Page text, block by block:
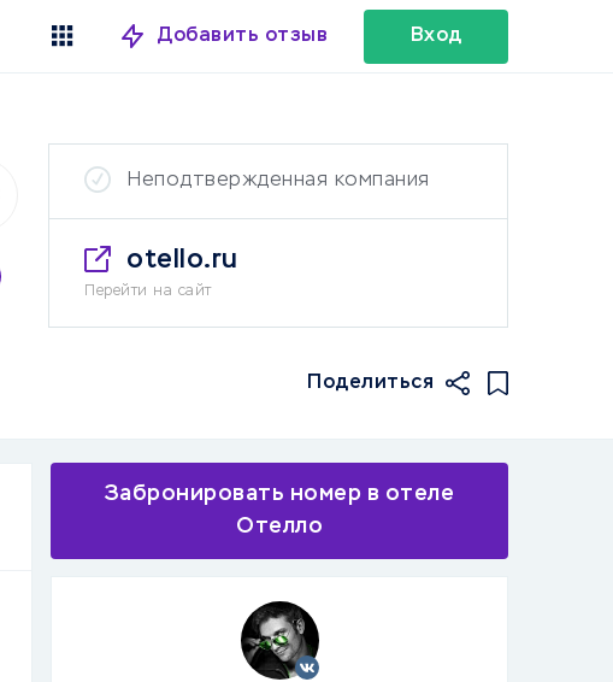
Добавить отзыв Вход
Неподтвержденная компания
otello.ru
Перейти на сайт
Поделиться
Забронировать номер в отеле
Отелло